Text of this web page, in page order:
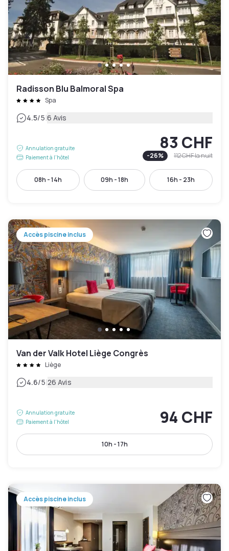
Radisson Blu Balmoral Spa
Spa
4.5/5|6 Avis
Annulation gratuite
Paiement à l'hôtel
83 CHF
-26% 112 CHFla nuit
08h - 14h 09h - 18h 16h - 23h
Accès piscine inclus
Van der Valk Hotel Liège Congrès
Liège
4.6/5|26 Avis
Annulation gratuite
Paiement à l'hôtel
94 CHF
10h - 17h
Accès piscine inclus